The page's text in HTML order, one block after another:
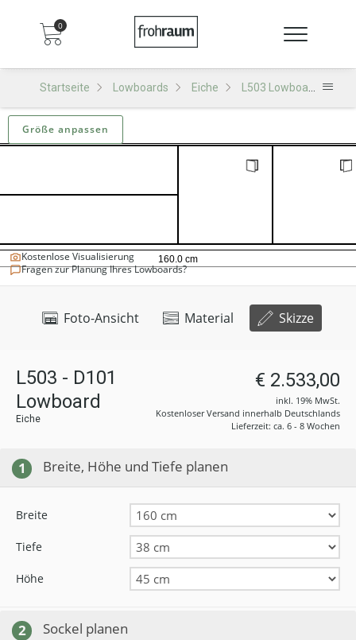
0
Startseite Lowboards Eiche L503 Lowboard
Foto-Ansicht Material Skizze
Kostenlose Visualisierung
Fragen zur Planung Ihres Lowboards?
Größe anpassen
L503 - D101
Lowboard
Eiche
€ 2.533,00
inkl. 19% MwSt.
Kostenloser Versand innerhalb Deutschlands
Lieferzeit: ca. 6 - 8 Wochen
1 Breite, Höhe und Tiefe planen
Breite
Tiefe
Höhe
2 Sockel planen